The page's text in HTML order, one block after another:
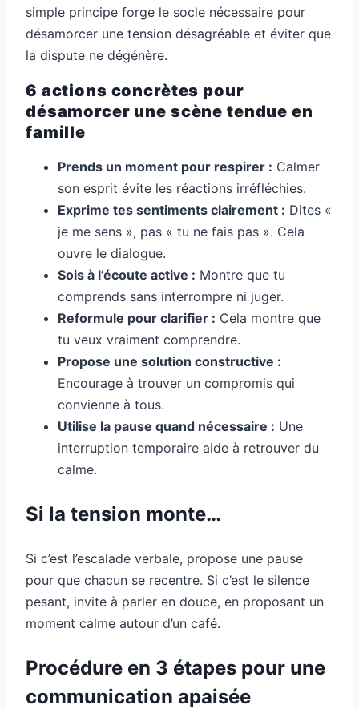
simple principe forge le socle nécessaire pour
désamorcer une tension désagréable et éviter que
la dispute ne dégénère.
6 actions concrètes pour
désamorcer une scène tendue en
famille
Prends un moment pour respirer : Calmer
son esprit évite les réactions irréfléchies.
Exprime tes sentiments clairement : Dites «
je me sens », pas « tu ne fais pas ». Cela
ouvre le dialogue.
Sois à l’écoute active : Montre que tu
comprends sans interrompre ni juger.
Reformule pour clarifier : Cela montre que
tu veux vraiment comprendre.
Propose une solution constructive :
Encourage à trouver un compromis qui
convienne à tous.
Utilise la pause quand nécessaire : Une
interruption temporaire aide à retrouver du
calme.
Si la tension monte…
Si c’est l’escalade verbale, propose une pause
pour que chacun se recentre. Si c’est le silence
pesant, invite à parler en douce, en proposant un
moment calme autour d’un café.
Procédure en 3 étapes pour une
communication apaisée